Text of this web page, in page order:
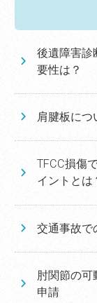
後遺障害診
要性は？
肩腱板につ
TFCC損傷
イントとは
交通事故で
肘関節の可
申請